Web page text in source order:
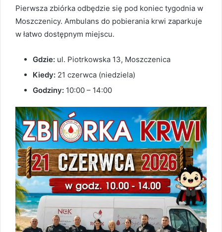
Pierwsza zbiórka odbędzie się pod koniec tygodnia w
Moszczenicy. Ambulans do pobierania krwi zaparkuje
w łatwo dostępnym miejscu.
Gdzie: ul. Piotrkowska 13, Moszczenica
Kiedy: 21 czerwca (niedziela)
Godziny: 10:00 – 14:00